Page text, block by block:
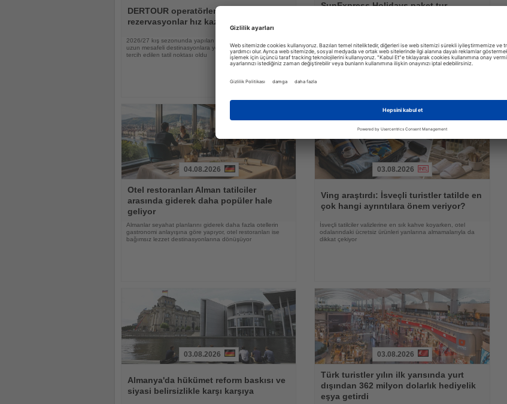
Oku
DERTOUR operatörlerinde
rezervasyonlar hız kazandı
2026/27 kış sezonunda yapılan rezervasyonların yarısı
uzun mesafeli destinasyonlara yönelirken Tayland en çok
tercih edilen tatil noktası oldu
OkuSunExpress Holidays paket tur
birleştiren esnek bir seyahat modeli sunuyor
Oku
04.08.2026
Otel restoranları Alman tatilciler
arasında giderek daha popüler hale
geliyor
Almanlar seyahat planlarını giderek daha fazla otellerin
gastronomi anlayışına göre yapıyor, otel restoranları ise
bağımsız lezzet destinasyonlarına dönüşüyor
Oku
03.08.2026
Ving araştırdı: İsveçli turistler tatilde en
çok hangi ayrıntılara önem veriyor?
İsveçli tatilciler valizlerine en sık kahve koyarken, otel
odalarındaki ücretsiz ürünleri yanlarına almamalarıyla da
dikkat çekiyor
Oku
03.08.2026
Almanya'da hükümet reform baskısı ve
siyasi belirsizlikle karşı karşıya
Oku
03.08.2026
Türk turistler yılın ilk yarısında yurt
dışından 362 milyon dolarlık hediyelik
eşya getirdi